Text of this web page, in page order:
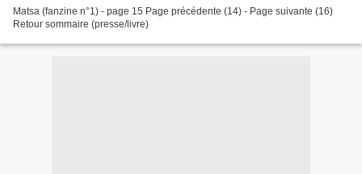
Matsa (fanzine n°1) - page 15 Page précédente (14) - Page suivante (16)
Retour sommaire (presse/livre)